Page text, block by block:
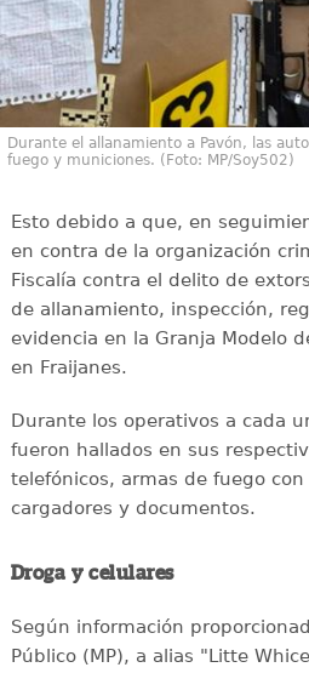
Durante el allanamiento a Pavón, las
fuego y municiones. (Foto: MP/Soy502)
Esto debido a que, en
en contra de la organización
Fiscalía contra el delito de
de allanamiento, inspección,
evidencia en la Granja Modelo
en Fraijanes.
Durante los operativos a cada
fueron hallados en sus
telefónicos, armas de fuego
cargadores y documentos.
Droga y celulares
Según información
Público (MP), a alias "Litte